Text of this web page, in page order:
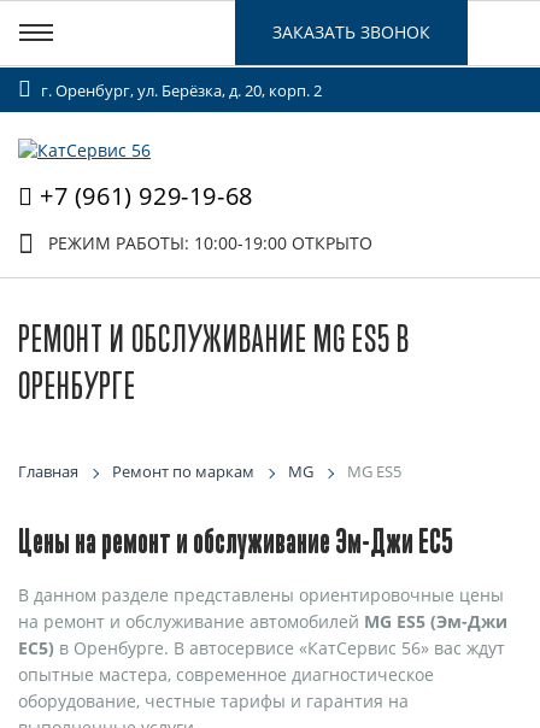
г. Оренбург, ул. Берёзка, д. 20, корп. 2
+7 (961) 929-19-68
РЕЖИМ РАБОТЫ: 10:00-19:00 ОТКРЫТО
ЗАКАЗАТЬ ЗВОНОК
РЕМОНТ И ОБСЛУЖИВАНИЕ MG ES5 В
ОРЕНБУРГЕ
Главная Ремонт по маркам MG MG ES5
Цены на ремонт и обслуживание Эм-Джи ЕС5
В данном разделе представлены ориентировочные цены
на ремонт и обслуживание автомобилей MG ES5 (Эм-Джи
ЕС5) в Оренбурге. В автосервисе «КатСервис 56» вас ждут
опытные мастера, современное диагностическое
оборудование, честные тарифы и гарантия на